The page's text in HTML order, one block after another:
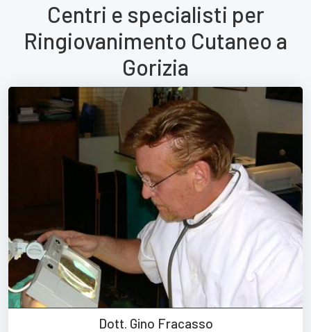
Centri e specialisti per
Ringiovanimento Cutaneo a
Gorizia
Dott. Gino Fracasso